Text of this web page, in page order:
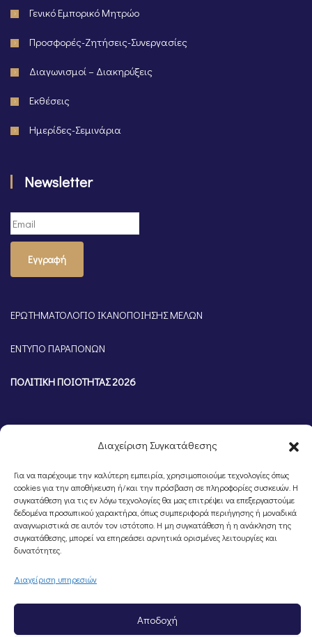
Διαχείριση Συγκατάθεσης
Για να παρέχουμε την καλύτερη εμπειρία, χρησιμοποιούμε τεχνολογίες όπως
cookies για την αποθήκευση ή/και την πρόσβαση σε πληροφορίες συσκευών. Η
συγκατάθεση για τις εν λόγω τεχνολογίες θα μας επιτρέψει να επεξεργαστούμε
δεδομένα προσωπικού χαρακτήρα, όπως συμπεριφορά περιήγησης ή μοναδικά
αναγνωριστικά σε αυτόν τον ιστότοπο. Η μη συγκατάθεση ή η ανάκληση της
συγκατάθεσης, μπορεί να επηρεάσει αρνητικά ορισμένες λειτουργίες και
δυνατότητες.
Διαχείριση υπηρεσιών
Αποδοχή
Γενικό Εμπορικό Μητρώο
Προσφορές-Ζητήσεις-Συνεργασίες
Διαγωνισμοί – Διακηρύξεις
Εκθέσεις
Ημερίδες-Σεμινάρια
Newsletter
Εγγραφή
ΕΡΩΤΗΜΑΤΟΛΟΓΙΟ ΙΚΑΝΟΠΟΙΗΣΗΣ ΜΕΛΩΝ
ΕΝΤΥΠΟ ΠΑΡΑΠΟΝΩΝ
ΠΟΛΙΤΙΚΗ ΠΟΙΟΤΗΤΑΣ 2026
©Portal Επιμελητηρίου Ημαθίας, Powered byKnowledge A.E.